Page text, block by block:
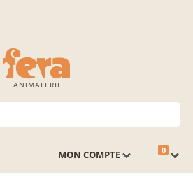
ANIMALERIE
0
MON COMPTE